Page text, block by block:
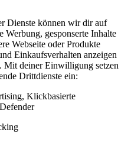
Dienste können wir dir auf
Werbung, gesponserte Inhalte
Webseite oder Produkte
Einkaufsverhalten anzeigen
Mit deiner Einwilligung setzen
Drittdienste ein:
Klickbasierte